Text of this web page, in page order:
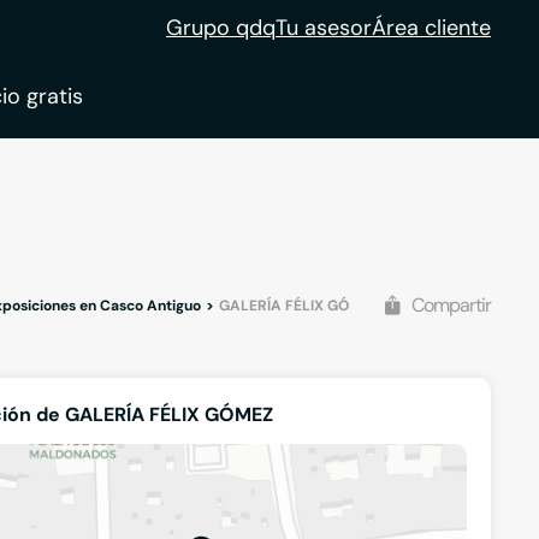
Grupo qdqTu asesorÁrea cliente
gratis
en Casco Antiguo GALERÍA FÉLIX GÓMEZ Compartir
de GALERÍA FÉLIX GÓMEZ